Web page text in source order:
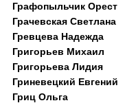
Графопыльчик Орест
Грачевская Светлана
Гревцева Надежда
Григорьев Михаил
Григорьева Лидия
Гриневецкий Евгений
Гриц Ольга